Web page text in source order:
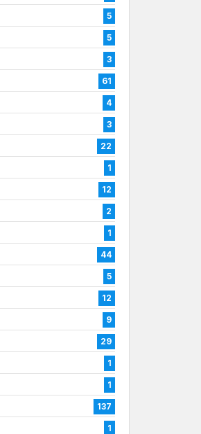
5
5
3
61
4
3
22
1
12
2
1
44
5
12
9
29
1
1
137
1